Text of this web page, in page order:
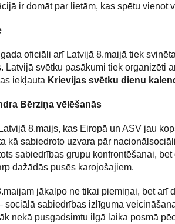
ir domāt par lietām, kas spētu vienot
oficiāli arī Latvijā 8.maijā tiek
Latvijā svētku pasākumi tiek organizēti
iekļauta Krievijas svētku dienu
Bērziņa vēlēšanās
8.maijs, kas Eiropā un ASV jau
kā sabiedroto uzvara pār
sabiedrības grupu konfrontēšanai, bet
dažādās pusēs karojošajiem.
jākalpo ne tikai piemiņai, bet arī
sociālā sabiedrības izlīguma
nekā pusgadsimtu ilgā laika posmā